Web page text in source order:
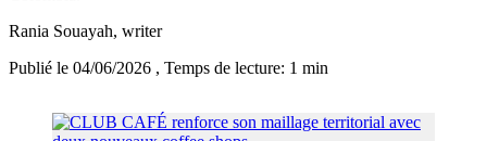
Rania Souayah, writer
Publié le 04/06/2026 , Temps de lecture: 1 min